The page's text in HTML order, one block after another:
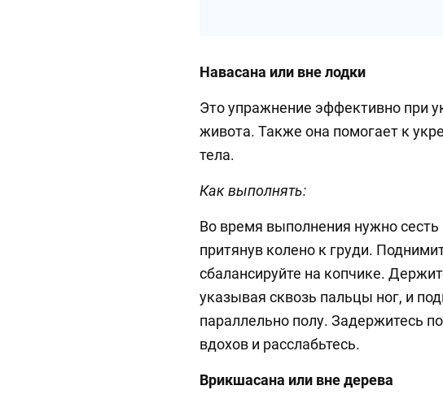
Навасана или вне лодки
Это упражнение эффективно при
живота. Также она помогает к
тела.
Как выполнять:
Во время выполнения нужно сесть
притянув колено к груди.
сбалансируйте на копчике.
указывая сквозь пальцы ног, и
параллельно полу. Задержитесь
вдохов и расслабьтесь.
Врикшасана или вне дерева